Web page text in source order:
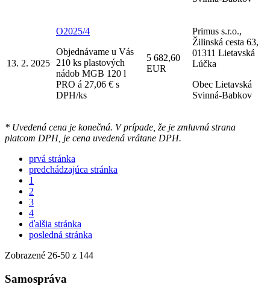
13. 2. 2025
O2025/4
Objednávame u Vás
210 ks plastových
nádob MGB 120 l
PRO á 27,06 € s
DPH/ks
5 682,60
EUR
Primus s.r.o.,
Žilinská cesta 63,
01311 Lietavská
Lúčka
Obec Lietavská
Svinná-Babkov
* Uvedená cena je konečná. V prípade, že je zmluvná strana
platcom DPH, je cena uvedená vrátane DPH.
prvá stránka
predchádzajúca stránka
1
2
3
4
ďalšia stránka
posledná stránka
Zobrazené 26-50 z 144
Samospráva